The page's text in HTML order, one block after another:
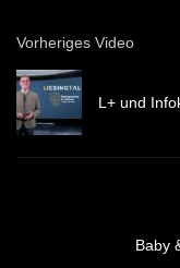
Vorheriges Video
L+ und
Baby